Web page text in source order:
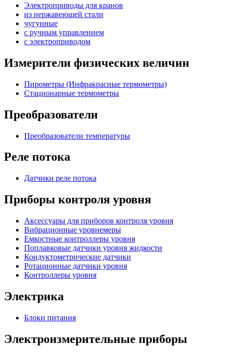
Электроприводы для кранов
из нержавеющей стали
чугунные
с ручным управлением
c электроприводом
Измерители физических величин
Пирометры (Инфракрасные термометры)
Стационарные термометры
Преобразователи
Преобразователи температуры
Реле потока
Датчики реле потока
Приборы контроля уровня
Аксессуары для приборов контроля уровня
Вибрационные уровнемеры
Емкостные контроллеры уровня
Поплавковые датчики уровня жидкости
Кондуктометрические датчики
Ротационные датчики уровня
Контроллеры уровня
Электрика
Блоки питания
Электроизмерительные приборы